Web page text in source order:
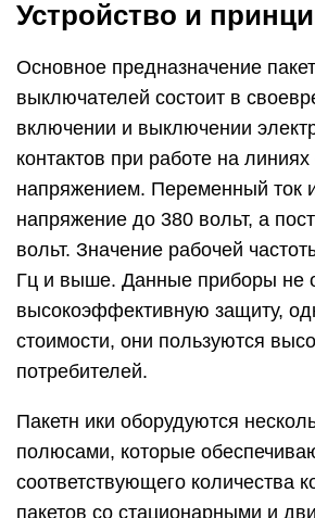
Устройство и
Основное предназначение
выключателей состоит в
включении и выключении
контактов при работе на
напряжением. Переменный ток
напряжение до 380 вольт, а
вольт. Значение рабочей
Гц и выше. Данные приборы не
высокоэффективную защиту,
стоимости, они пользуются
потребителей.
Пакетн ики оборудуются
полюсами, которые
соответствующего количества
пакетов со стационарными и